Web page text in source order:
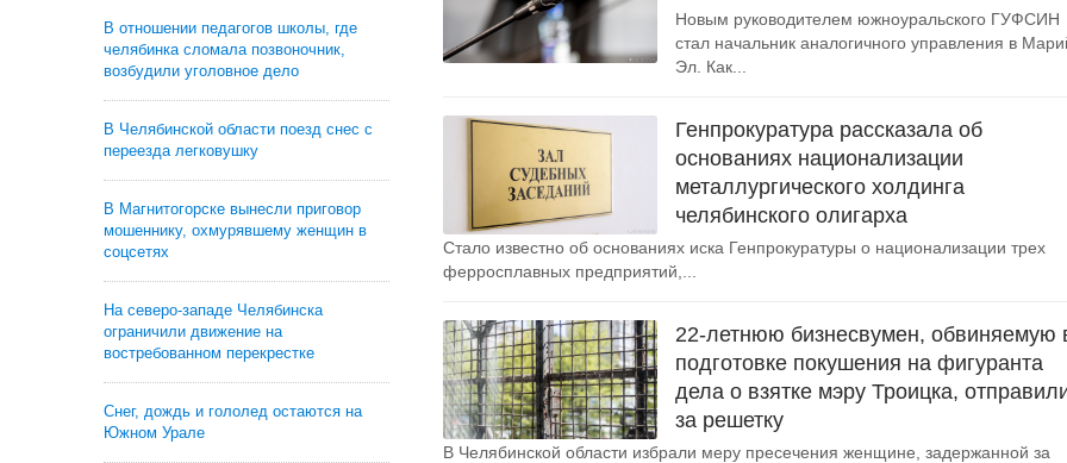
В отношении педагогов школы, где
челябинка сломала позвоночник,
возбудили уголовное дело
В Челябинской области поезд снес с
переезда легковушку
В Магнитогорске вынесли приговор
мошеннику, охмурявшему женщин в
соцсетях
На северо-западе Челябинска
ограничили движение на
востребованном перекрестке
Снег, дождь и гололед остаются на
Южном Урале
Новым руководителем южноуральского ГУФСИН
стал начальник аналогичного управления в
Эл. Как...
Генпрокуратура рассказала об
основаниях национализации
металлургического холдинга
челябинского олигарха
Стало известно об основаниях иска Генпрокуратуры о национализации трех
ферросплавных предприятий,...
22-летнюю бизнесвумен, обвиняемую
подготовке покушения на фигуранта
дела о взятке мэру Троицка,
за решетку
В Челябинской области избрали меру пресечения женщине, задержанной за